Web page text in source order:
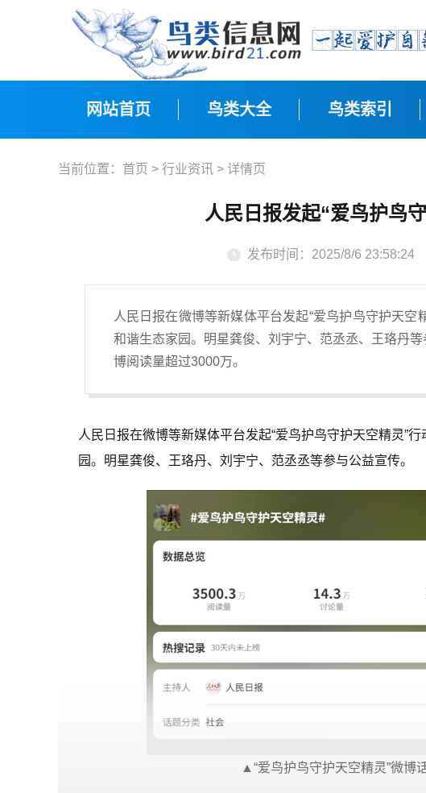
网站首页 鸟类大全 鸟类索引
当前位置： 首页 > 行业资讯 > 详情页
人民日报发起“爱鸟护鸟
发布时间：2025/8/6 23:58:24
人民日报在微博等新媒体平台发起“爱鸟护鸟守护天空
和谐生态家园。明星龚俊、刘宇宁、范丞丞、王珞丹
博阅读量超过3000万。
人民日报在微博等新媒体平台发起“爱鸟护鸟守护天空精灵”
园。明星龚俊、王珞丹、刘宇宁、范丞丞等参与公益宣传。
▲“爱鸟护鸟守护天空精灵”微博